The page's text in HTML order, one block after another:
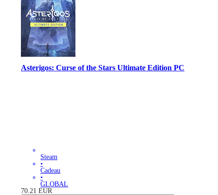
Asterigos: Curse of the Stars Ultimate Edition PC
Steam
•
Cadeau
•
GLOBAL
70.21 EUR